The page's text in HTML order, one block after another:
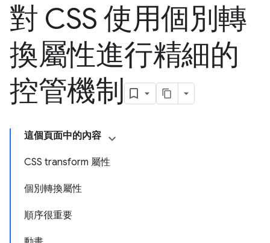
對 CSS 使用個別轉
換屬性進行精細的
控管機制
這個頁面中的內容
CSS transform 屬性
個別轉換屬性
順序很重要